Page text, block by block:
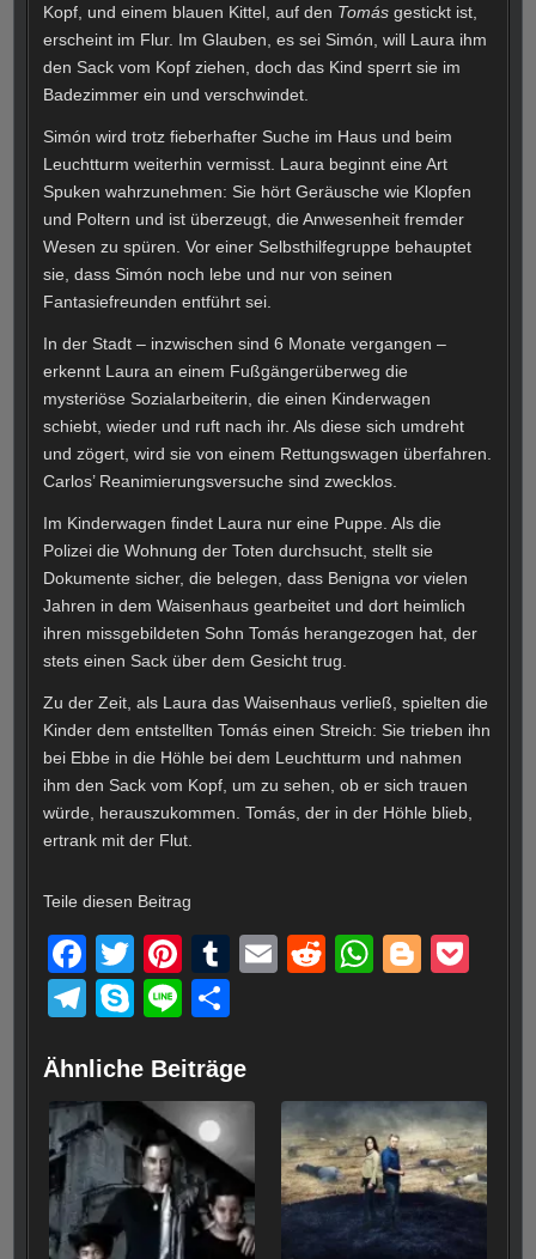
Kopf, und einem blauen Kittel, auf den Tomás gestickt ist,
erscheint im Flur. Im Glauben, es sei Simón, will Laura ihm
den Sack vom Kopf ziehen, doch das Kind sperrt sie im
Badezimmer ein und verschwindet.
Simón wird trotz fieberhafter Suche im Haus und beim
Leuchtturm weiterhin vermisst. Laura beginnt eine Art
Spuken wahrzunehmen: Sie hört Geräusche wie Klopfen
und Poltern und ist überzeugt, die Anwesenheit fremder
Wesen zu spüren. Vor einer Selbsthilfegruppe behauptet
sie, dass Simón noch lebe und nur von seinen
Fantasiefreunden entführt sei.
In der Stadt – inzwischen sind 6 Monate vergangen –
erkennt Laura an einem Fußgängerüberweg die
mysteriöse Sozialarbeiterin, die einen Kinderwagen
schiebt, wieder und ruft nach ihr. Als diese sich umdreht
und zögert, wird sie von einem Rettungswagen überfahren.
Carlos’ Reanimierungsversuche sind zwecklos.
Im Kinderwagen findet Laura nur eine Puppe. Als die
Polizei die Wohnung der Toten durchsucht, stellt sie
Dokumente sicher, die belegen, dass Benigna vor vielen
Jahren in dem Waisenhaus gearbeitet und dort heimlich
ihren missgebildeten Sohn Tomás herangezogen hat, der
stets einen Sack über dem Gesicht trug.
Zu der Zeit, als Laura das Waisenhaus verließ, spielten die
Kinder dem entstellten Tomás einen Streich: Sie trieben ihn
bei Ebbe in die Höhle bei dem Leuchtturm und nahmen
ihm den Sack vom Kopf, um zu sehen, ob er sich trauen
würde, herauszukommen. Tomás, der in der Höhle blieb,
ertrank mit der Flut.
Teile diesen Beitrag
F
a
c
e
b
o
o
k
T
wi
tt
er
Pi
nt
er
e
st
T
bl
r
E
R
t
W
A
p
p
Bl
er
T
e
gr
a
m
S
p
e
Li
e
e
n
Ähnliche Beiträge